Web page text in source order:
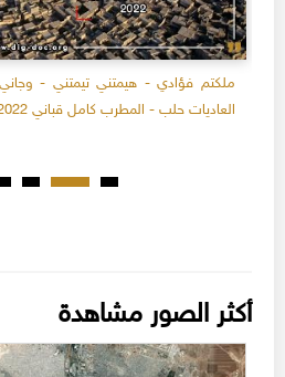
ملكتم فؤادي - هيمتني تيمتني -
العاديات حلب - المطرب كامل قباني 2022م
أكثر الصور مشاهدة